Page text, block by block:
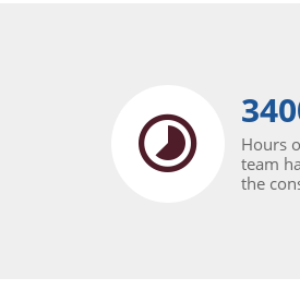
Hours
team
the